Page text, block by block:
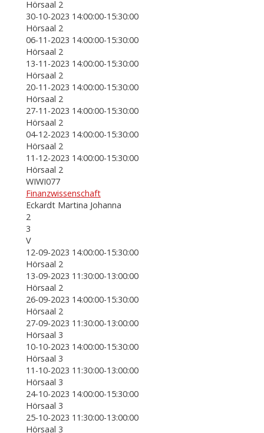
Hörsaal 2
30-10-2023 14:00:00-15:30:00
Hörsaal 2
06-11-2023 14:00:00-15:30:00
Hörsaal 2
13-11-2023 14:00:00-15:30:00
Hörsaal 2
20-11-2023 14:00:00-15:30:00
Hörsaal 2
27-11-2023 14:00:00-15:30:00
Hörsaal 2
04-12-2023 14:00:00-15:30:00
Hörsaal 2
11-12-2023 14:00:00-15:30:00
Hörsaal 2
WIWI077
Finanzwissenschaft
Eckardt Martina Johanna
2
3
V
12-09-2023 14:00:00-15:30:00
Hörsaal 2
13-09-2023 11:30:00-13:00:00
Hörsaal 2
26-09-2023 14:00:00-15:30:00
Hörsaal 2
27-09-2023 11:30:00-13:00:00
Hörsaal 3
10-10-2023 14:00:00-15:30:00
Hörsaal 3
11-10-2023 11:30:00-13:00:00
Hörsaal 3
24-10-2023 14:00:00-15:30:00
Hörsaal 3
25-10-2023 11:30:00-13:00:00
Hörsaal 3